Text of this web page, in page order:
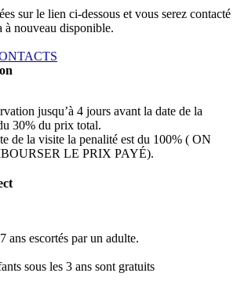
sur le lien ci-dessous et vous serez contacté
à nouveau disponible.
jusqu’à 4 jours avant la date de la
30% du prix total.
de la visite la penalité est du 100% ( ON
LE PRIX PAYÉ).
ans escortés par un adulte.
sous les 3 ans sont gratuits